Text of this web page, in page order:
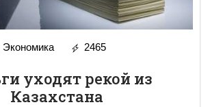
Экономика
2465
уходят рекой из
Казахстана